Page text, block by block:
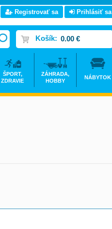
Registrovať sa Prihlásiť sa
Košík: 0.00 €
ŠPORT,
ZDRAVIE
ZÁHRADA,
HOBBY
NÁBYTOK